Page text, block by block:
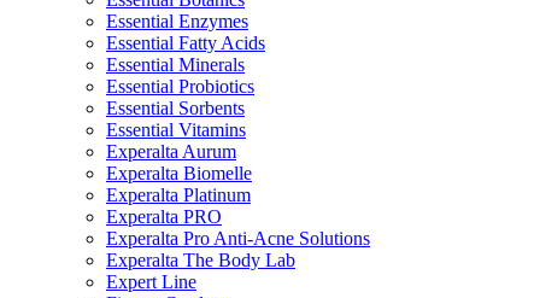
Essential Enzymes
Essential Fatty Acids
Essential Minerals
Essential Probiotics
Essential Sorbents
Essential Vitamins
Experalta Aurum
Experalta Biomelle
Experalta Platinum
Experalta PRO
Experalta Pro Anti-Acne Solutions
Experalta The Body Lab
Expert Line